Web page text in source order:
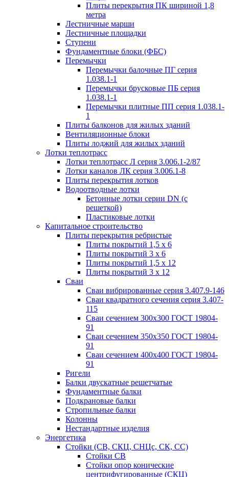
Плиты перекрытия ПК шириной 1,8
метра
Лестничные марши
Лестничные площадки
Ступени
Фундаментные блоки (ФБС)
Перемычки
Перемычки балочные ПГ серия
1.038.1-1
Перемычки брусковые ПБ серия
1.038.1-1
Перемычки плитные ПП серия 1.038.1-
1
Плиты балконов для жилых зданий
Вентиляционные блоки
Плиты лоджий для жилых зданий
Лотки теплотрасс
Лотки теплотрасс Л серия 3.006.1-2/87
Лотки каналов ЛК серия 3.006.1-8
Плиты перекрытия лотков
Водоотводные лотки
Бетонные лотки серии DN (с
решеткой)
Пластиковые лотки
Капитальное строительство
Плиты перекрытия ребристые
Плиты покрытий 1,5 x 6
Плиты покрытий 3 x 6
Плиты покрытий 1,5 x 12
Плиты покрытий 3 x 12
Сваи
Сваи вибрированные серия 3.407.9-146
Сваи квадратного сечения серия 3.407-
115
Сваи сечением 300х300 ГОСТ 19804-
91
Сваи сечением 350х350 ГОСТ 19804-
91
Сваи сечением 400х400 ГОСТ 19804-
91
Ригели
Балки двускатные решетчатые
Фундаментные балки
Подкрановые балки
Стропильные балки
Колонны
Нестандартные изделия
Энергетика
Стойки (СВ, СКЦ, СНЦс, СК, СС)
Стойки СВ
Стойки опор конические
центрифугированные (СКЦ)